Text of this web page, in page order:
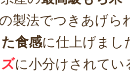
製法でつきあげら
食感に仕上げまし
に小分けされてい